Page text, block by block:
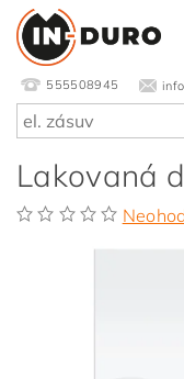
555508945
Lakovaná